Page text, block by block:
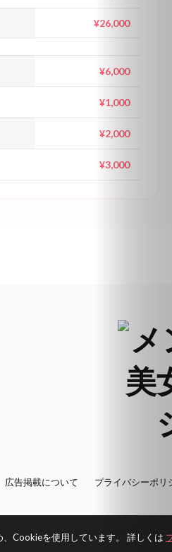
¥26,000
¥6,000
¥1,000
¥2,000
¥3,000
広告掲載について プライバシーポリ
©2026 BijoMAG -メンエ
Cookieを使用しています。 詳しくは